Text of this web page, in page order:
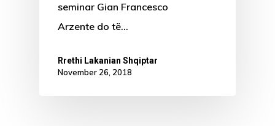
seminar Gian Francesco
Arzente do të…
Rrethi Lakanian Shqiptar
November 26, 2018